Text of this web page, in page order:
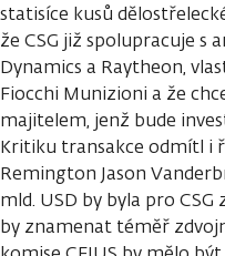
statisíce kusů
že CSG již spolupracuje s
Dynamics a Raytheon,
Fiocchi Munizioni a že
majitelem, jenž bude
Kritiku transakce odmítl i
Remington Jason
mld. USD by byla pro
by znamenat téměř